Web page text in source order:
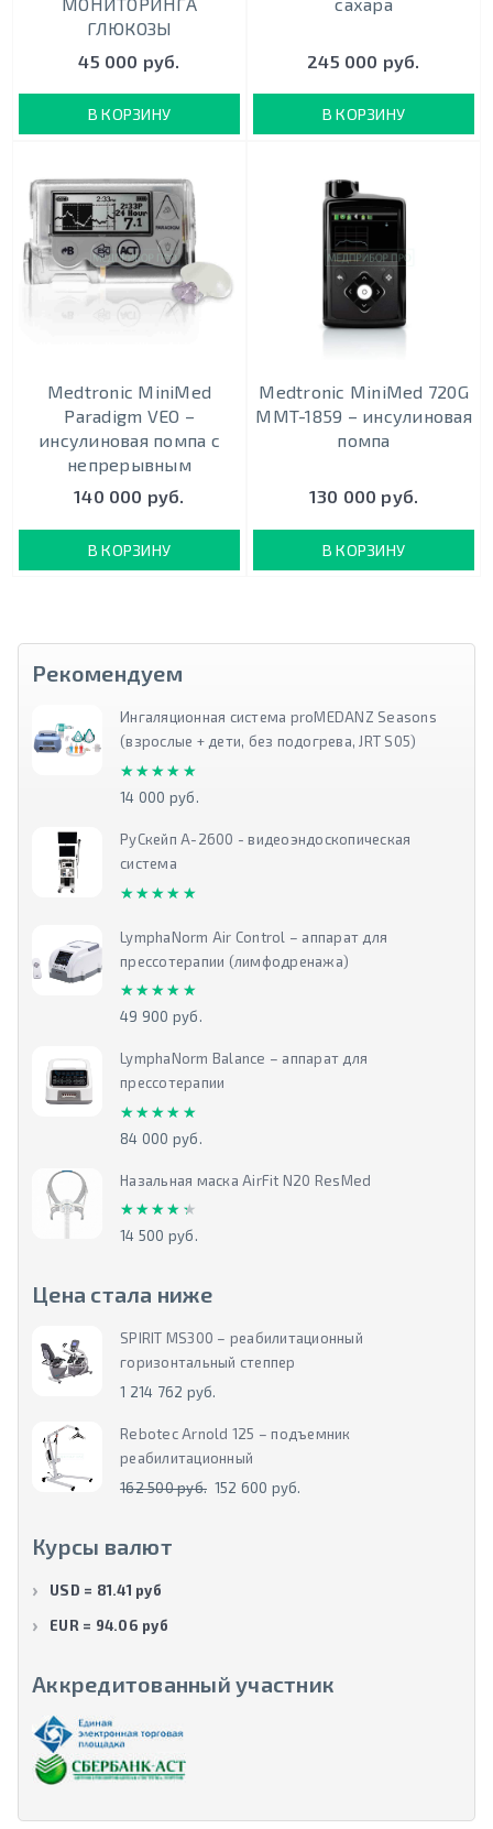
ГЛЮКОЗЫ
45 000 руб.
В КОРЗИНУ
245 000 руб.
В КОРЗИНУ
Medtronic MiniMed
Paradigm VEO –
инсулиновая помпа с
непрерывным
140 000 руб.
В КОРЗИНУ
Medtronic MiniMed 720G
MMT-1859 – инсулиновая
помпа
130 000 руб.
В КОРЗИНУ
Рекомендуем
Ингаляционная система proMEDANZ Seasons
(взрослые + дети, без подогрева, JRT S05)
★★★★★
★★★★★
14 000 руб.
РуСкейп А-2600 - видеоэндоскопическая
система
★★★★★
★★★★★
LymphaNorm Air Control – аппарат для
прессотерапии (лимфодренажа)
★★★★★
★★★★★
49 900 руб.
LymphaNorm Balance – аппарат для
прессотерапии
★★★★★
★★★★★
84 000 руб.
Назальная маска AirFit N20 ResMed
★★★★★
★★★★★
14 500 руб.
Цена стала ниже
SPIRIT MS300 – реабилитационный
горизонтальный степпер
1 214 762 руб.
Rebotec Arnold 125 – подъемник
реабилитационный
162 500 руб. 152 600 руб.
Курсы валют
USD = 81.41 руб
EUR = 94.06 руб
Аккредитованный участник